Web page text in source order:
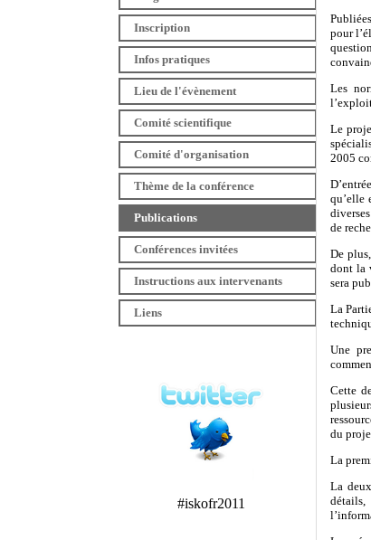
Inscription
Infos pratiques
Lieu de l'évènement
Comité scientifique
Comité d'organisation
Thème de la conférence
Publications
Conférences invitées
Instructions aux intervenants
Liens
#iskofr2011
pour
Les
Le
2005
qu’elle
de
De
dont la
sera
La
Une
Cette
du
La
La